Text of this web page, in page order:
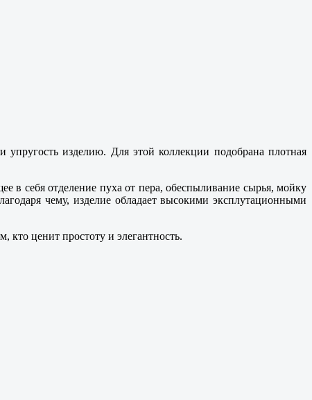
изделию. Для этой коллекции подобрана плотная
в себя отделение пуха от пера, обеспыливание сырья, мойку
чему, изделие обладает высокими эксплутационными
кто ценит простоту и элегантность.